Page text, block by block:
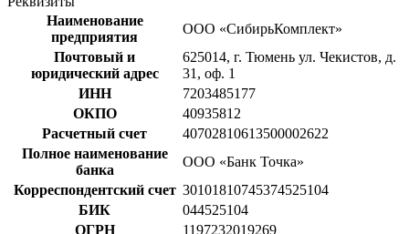
Наименование
предприятия
ООО «СибирьКомплект»
Почтовый и
юридический адрес
625014, г. Тюмень ул. Чекистов, д.
31, оф. 1
ИНН
7203485177
ОКПО
40935812
Расчетный счет
40702810613500002622
Полное наименование
банка
ООО «Банк Точка»
Корреспондентский счет 30101810745374525104
БИК
044525104
ОГРН
1197232019269